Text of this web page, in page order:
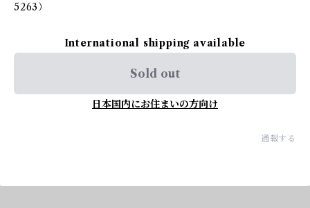
5263）
International shipping available
Sold out
日本国内にお住まいの方向け
通報する